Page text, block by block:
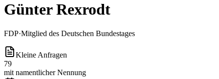
Günter Rexrodt
FDP·Mitglied des Deutschen Bundestages
Kleine Anfragen
79
mit namentlicher Nennung